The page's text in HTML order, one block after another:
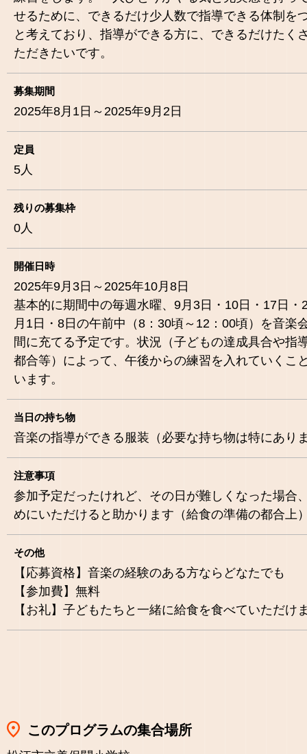
せるために、できるだけ少人数で指導できる体制を
と考えており、指導ができる方に、できるだけたく
ただきたいです。
募集期間
2025年8月1日～2025年9月2日
定員
5人
残りの募集枠
0人
開催日時
2025年9月3日～2025年10月8日
基本的に期間中の毎週水曜、9月3日・10日・17日・
月1日・8日の午前中（8：30頃～12：00頃）を音楽
間に充てる予定です。状況（子どもの達成具合や指
都合等）によって、午後からの練習を入れていくこ
います。
当日の持ち物
音楽の指導ができる服装（必要な持ち物は特にあり
注意事項
参加予定だったけれど、その日が難しくなった場合
めにいただけると助かります（給食の準備の都合上
その他
【応募資格】音楽の経験のある方ならどなたでも
【参加費】無料
【お礼】子どもたちと一緒に給食を食べていただけ
このプログラムの集合場所